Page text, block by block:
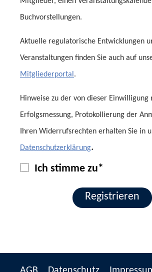
Buchvorstellungen.
Aktuelle regulatorische Entwicklungen
Veranstaltungen finden Sie auch auf
Mitgliederportal .
Hinweise zu der von dieser Einwilligung
Erfolgsmessung, Protokollierung der
Ihren Widerrufsrechten erhalten Sie in
Datenschutzerklärung.
Ich stimme zu*
Registrieren